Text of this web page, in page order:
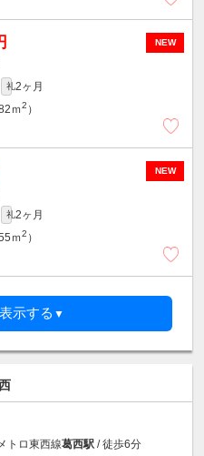
NEW
礼2ヶ月
ｍ2 ）
NEW
礼2ヶ月
ｍ2 ）
示する ▼
トロ東西線葛西駅 / 徒歩6分